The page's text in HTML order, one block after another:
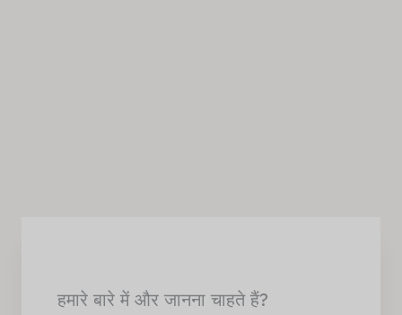
हमारे बारे में और जानना चाहते हैं?